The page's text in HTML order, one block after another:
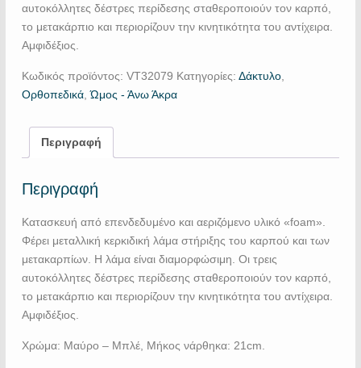
αυτοκόλλητες δέστρες περίδεσης σταθεροποιούν τον καρπό,
το μετακάρπιο και περιορίζουν την κινητικότητα του αντίχειρα.
Αμφιδέξιος.
Κωδικός προϊόντος: VT32079 Κατηγορίες: Δάκτυλο,
Ορθοπεδικά,Ώμος - Άνω Άκρα
Περιγραφή
Περιγραφή
Κατασκευή από επενδεδυμένο και αεριζόμενο υλικό «foam».
Φέρει μεταλλική κερκιδική λάμα στήριξης του καρπού και των
μετακαρπίων. Η λάμα είναι διαμορφώσιμη. Οι τρεις
αυτοκόλλητες δέστρες περίδεσης σταθεροποιούν τον καρπό,
το μετακάρπιο και περιορίζουν την κινητικότητα του αντίχειρα.
Αμφιδέξιος.
Χρώμα: Μαύρο – Μπλέ, Μήκος νάρθηκα: 21cm.